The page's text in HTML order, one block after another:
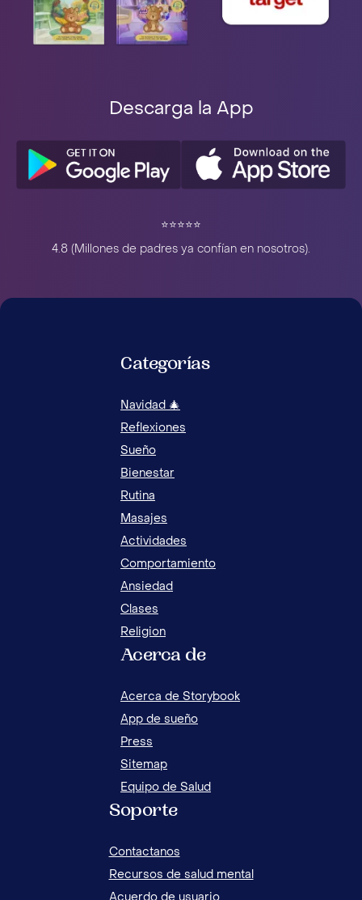
Descarga la App
⭐️⭐️⭐️⭐️⭐️
4.8 (Millones de padres ya confían en nosotros).
Categorías
Navidad 🎄
Reflexiones
Sueño
Bienestar
Rutina
Masajes
Actividades
Comportamiento
Ansiedad
Clases
Religion
Acerca de
Acerca de Storybook
App de sueño
Press
Sitemap
Equipo de Salud
Soporte
Contactanos
Recursos de salud mental